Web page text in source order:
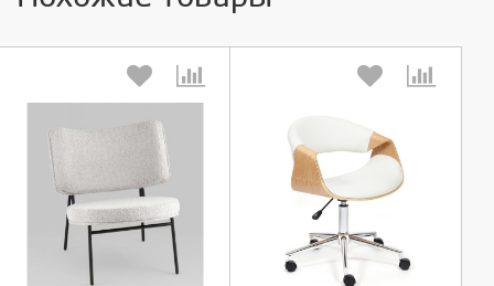
Выберите количество: Выберите количество: